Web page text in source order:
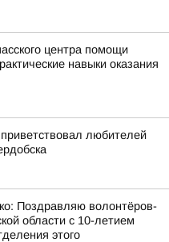
центра помощи
навыки оказания
любителей
Поздравляю волонтёров-
области с 10-летием
этого